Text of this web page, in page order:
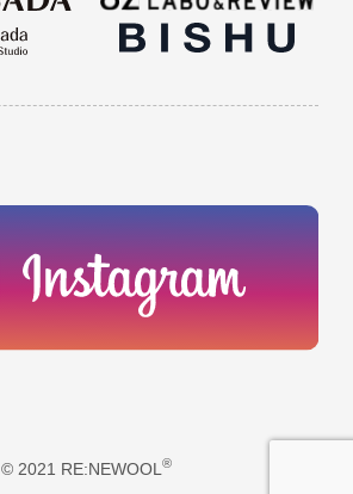
© 2021 RE:NEWOOL ®